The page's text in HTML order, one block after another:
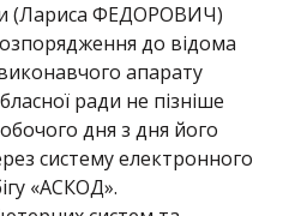
(Лариса ФЕДОРОВИЧ)
до відома
апарату
ради не пізніше
дня з дня його
систему електронного
«АСКОД».